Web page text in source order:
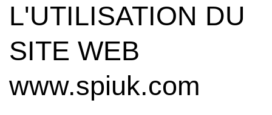
L'UTILISATION DU
SITE WEB
www.spiuk.com